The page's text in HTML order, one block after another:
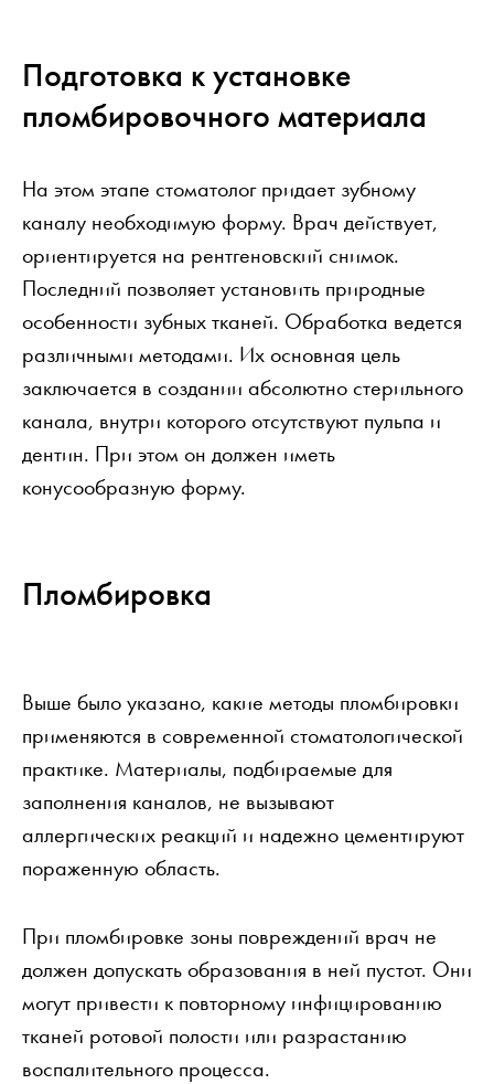
Подготовка к установке
пломбировочного материала
На этом этапе стоматолог придает зубному
каналу необходимую форму. Врач действует,
ориентируется на рентгеновский снимок.
Последний позволяет установить природные
особенности зубных тканей. Обработка ведется
различными методами. Их основная цель
заключается в создании абсолютно стерильного
канала, внутри которого отсутствуют пульпа и
дентин. При этом он должен иметь
конусообразную форму.
Пломбировка
Выше было указано, какие методы пломбировки
применяются в современной стоматологической
практике. Материалы, подбираемые для
заполнения каналов, не вызывают
аллергических реакций и надежно цементируют
пораженную область.
При пломбировке зоны повреждений врач не
должен допускать образования в ней пустот. Они
могут привести к повторному инфицированию
тканей ротовой полости или разрастанию
воспалительного процесса.